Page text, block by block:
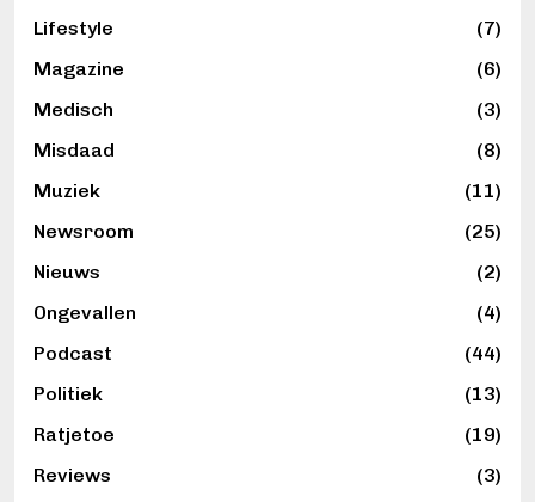
Lifestyle
(7)
Magazine
(6)
Medisch
(3)
Misdaad
(8)
Muziek
(11)
Newsroom
(25)
Nieuws
(2)
Ongevallen
(4)
Podcast
(44)
Politiek
(13)
Ratjetoe
(19)
Reviews
(3)